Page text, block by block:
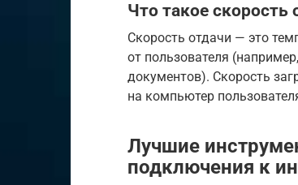
Что такое скорость
Скорость отдачи — это
от пользователя
документов). Скорость
на компьютер
Лучшие
подключения к